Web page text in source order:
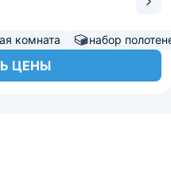
комната набор
ЦЕНЫ